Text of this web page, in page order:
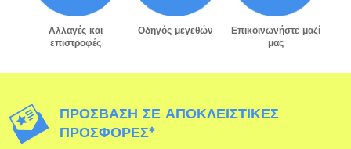
Αλλαγές και
επιστροφές
Οδηγός μεγεθών
Επικοινωνήστε μαζί
μας
ΠΡΌΣΒΑΣΗ ΣΕ ΑΠΟΚΛΕΙΣΤΙΚΈΣ
ΠΡΟΣΦΟΡΈΣ*